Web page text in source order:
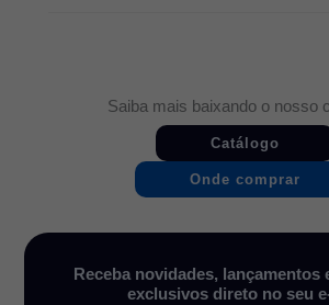
Saiba mais baixando o nosso
Catálogo
Onde comprar
Receba novidades, lançamentos
exclusivos direto no seu